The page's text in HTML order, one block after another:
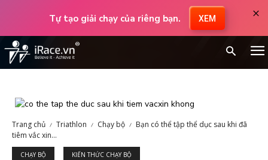
Tự tạo giải chạy của riêng bạn. XEM ×
Trang chủ Triathlon Chạy bộ
Bạn có thể tập thể dục sau khi đã
tiêm vắc xin...
CHẠY BỘ KIẾN THỨC CHẠY BỘ